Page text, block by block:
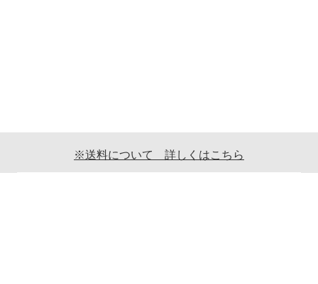
※送料について 詳しくはこちら